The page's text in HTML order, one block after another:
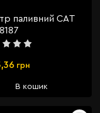
паливний CAT
грн
В кошик